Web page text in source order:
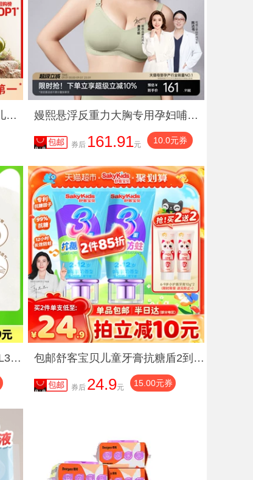
英氏有机核桃油亚麻籽油食用儿童热炒牛油果送婴幼儿宝宝辅食 嫚熙悬浮反重力大胸专用孕妇哺乳内衣聚拢防下垂孕期产后Max文胸
券后 161.91元 10.0元券
好奇软萌星人纸尿裤S48/M38/L32成长裤L32/XL28/XXL26/XXXL24 包邮舒客宝贝儿童牙膏抗糖盾2到6到12岁含氟换牙期防蛀固齿
券后 24.9元 15.00元券